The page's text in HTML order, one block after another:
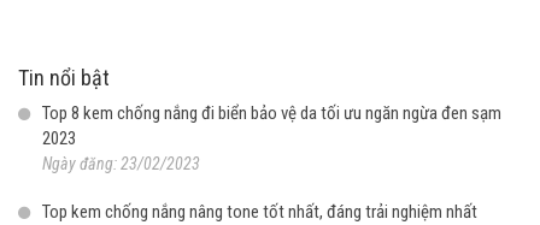
Tin nổi bật
Top 8 kem chống nắng đi biển bảo vệ da tối ưu ngăn ngừa đen sạm
2023
Ngày đăng: 23/02/2023
Top kem chống nắng nâng tone tốt nhất, đáng trải nghiệm nhất